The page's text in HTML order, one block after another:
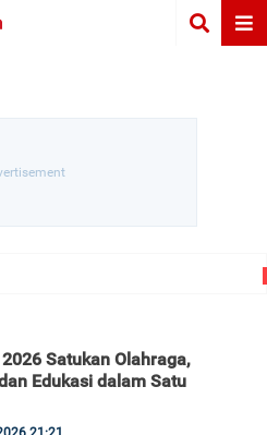
Satukan Olahraga,
Edukasi dalam Satu